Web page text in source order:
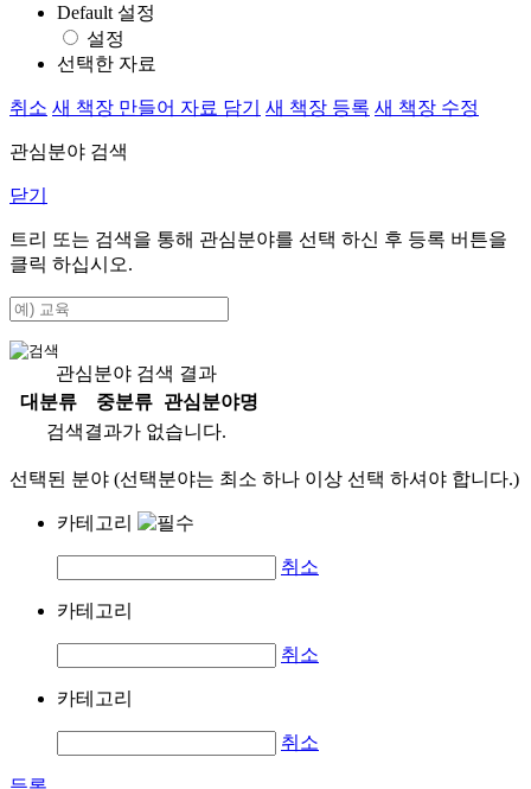
Default 설정
설정
선택한 자료
취소 새 책장 만들어 자료 담기 새 책장 등록 새 책장 수정
관심분야 검색
닫기
트리 또는 검색을 통해 관심분야를 선택 하신 후 등록 버튼을
클릭 하십시오.
관심분야 검색 결과
대분류
중분류
관심분야명
검색결과가 없습니다.
선택된 분야 (선택분야는 최소 하나 이상 선택 하셔야 합니다.)
카테고리
취소
카테고리
취소
카테고리
취소